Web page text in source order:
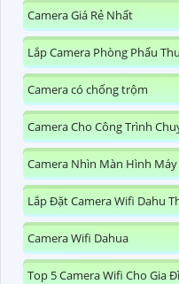
Camera Giá Rẻ Nhất
Lắp Camera Phòng Phẩu
Camera có chống trộm
Camera Cho Công Trình
Camera Nhìn Màn Hình Máy
Lắp Đặt Camera Wifi Dahu
Camera Wifi Dahua
Top 5 Camera Wifi Cho Gia